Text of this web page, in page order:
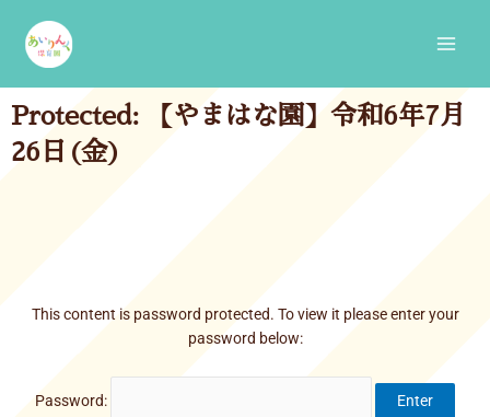
content
Protected: 【やまはな園】令和6年7月
26日(金)
This content is password protected. To view it please enter your
password below:
Password: